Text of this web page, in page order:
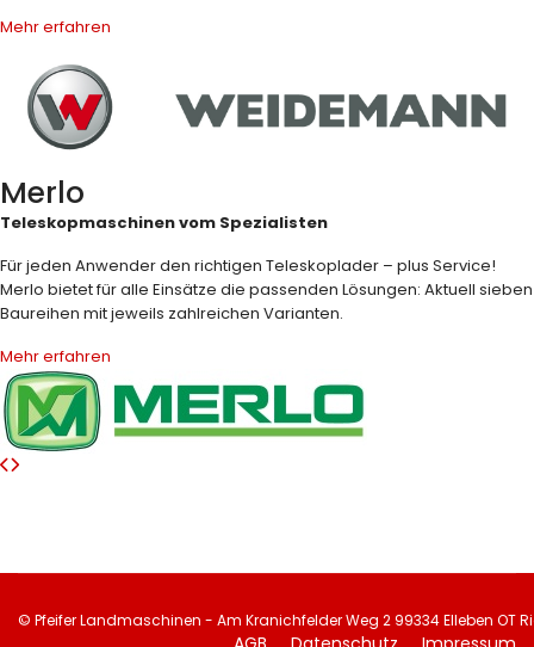
Mehr erfahren
Merlo
Teleskopmaschinen vom Spezialisten
Für jeden Anwender den richtigen Teleskoplader – plus Service!
Merlo bietet für alle Einsätze die passenden Lösungen: Aktuell sieben
Baureihen mit jeweils zahlreichen Varianten.
Mehr erfahren
© Pfeifer Landmaschinen - Am Kranichfelder Weg 2 99334 Elleben OT